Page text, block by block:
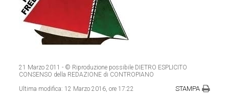
21 Marzo 2011 - © Riproduzione possibile DIETRO ESPLICITO
CONSENSO della REDAZIONE di CONTROPIANO
Ultima modifica: 12 Marzo 2016, ore 17:22 STAMPA